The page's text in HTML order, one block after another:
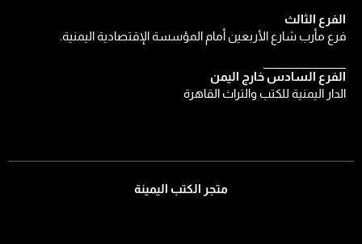
الفرع الثالث
فرع مأرب شارع الأربعين أمام المؤسسة الإقتصادية اليمنية.
الفرع السادس خارج اليمن
الدار اليمنية للكتب والتراث القاهرة
متجر الكتب اليمينة